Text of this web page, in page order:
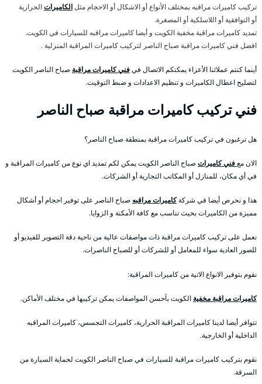
تركيب كاميرات مراقبه بمختلف الأنواع أو الاشكال أو الاحجام مثلالكاميراتالحرارية
أو التوافقية أو اللاسلكية أو المصغرة.
تمديد كاميرات مراقبة مخفية الكويت و أيضا كاميرات مراقبه للسيارات في الكويت.
افضل فني كاميرات مراقبة صباح الناصر لتركيب كاميرات المراقبة المنزلية .
أينما كنتم عملائنا الأعزاء يمكنكم الاتصال فيفني كاميرات مراقبة صباح الناصر الكويت
لتصليح اعطال الكاميرات و تنظيم الاعدادات و ضبط التوقيت.
فني تركيب كاميرات مراقبة صباح الناصر
هل ترغبون في تركيب كاميرات مراقبة بمنطقة صباح الناصر؟
الان معفني كاميراتصباح الناصر الكويت يمكن لكم تمديد اي نوع من كاميرات المراقبة و
في أي مكان، للمنازل أو المكاتب التجارية أو الشركات.
هذا و نحرص أيضا في شركةكاميرات مراقبه صباح الناصر على توفير احجام أو أشكال
مميزة من الكاميرات بحيث تناسب مع كافة الأمكنة و الزوايا.
نعمل على تركيب كاميرات مراقبة ذات مواصفات عالية من ناحية دقة التصوير للفيديو أو
للصور العادية سواء للمعامل أو للشركات أو للصباح الناصرات.
نقوم بتوفير الانواع الاتية من كاميرات المراقبة:
كاميرات مراقبة مخفية الكويت بأحسن المواصفات يمكن تركيبها في مختلف الأماكن.
تتوافر أيضا لدينا كاميرات المراقبة الحرارية، كاميرات التجسس، كاميرات المراقبه
الداخلية أو الخارجية.
نقوم بتركيب كاميرات مراقبة للسيارات في صباح الناصر الكويت لحماية السيارة من
السرقة.